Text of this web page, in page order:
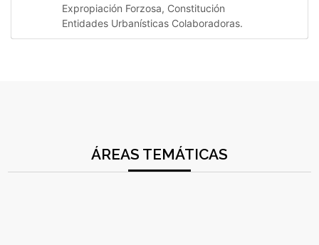
Expropiación Forzosa, Constitución
Entidades Urbanísticas Colaboradoras.
ÁREAS TEMÁTICAS